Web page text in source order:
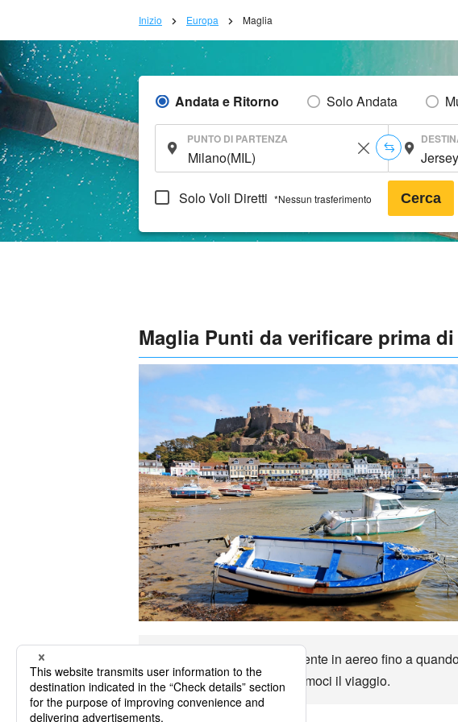
Inizio Europa Maglia
Andata e Ritorno Solo Andata
PUNTO DI PARTENZA
Solo Voli Diretti *Nessun trasferimento Cerca
Maglia Punti da verificare prima
Maglia È approssimativamente in aereo fino a
maniere ecc. Maglia Godiamoci il viaggio.